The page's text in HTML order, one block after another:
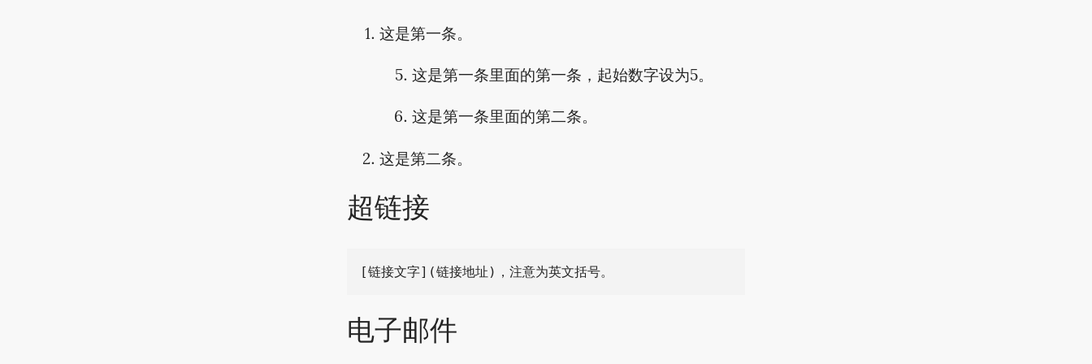
这是第一条。
这是第一条里面的第一条，起始数字设为5。
这是第一条里面的第二条。
这是第二条。
超链接
电子邮件